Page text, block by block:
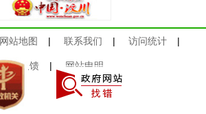
网站地图 | 联系我们 | 访问统计 |
意见反馈 | 网站申明